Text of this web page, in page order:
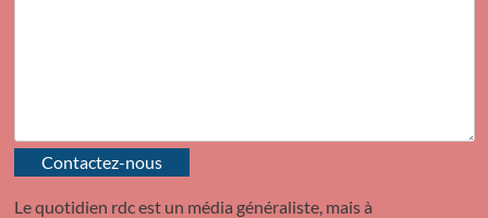
Contactez-nous
Le quotidien rdc est un média généraliste, mais à